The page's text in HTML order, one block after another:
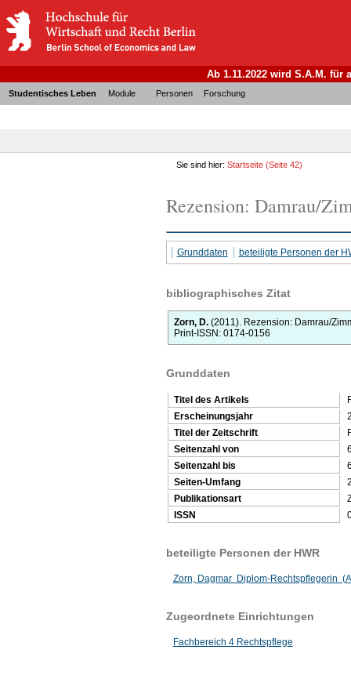
Ab 1.11.2022 wird S.A.M.
Studentisches Leben Module Personen Forschung
Sie sind hier:Startseite (Seite 42)
Rezension: Damrau/
Grunddaten beteiligte Personen der
bibliographisches Zitat
Zorn, D. (2011). Rezension: Damrau/
Print-ISSN: 0174-0156
Grunddaten
Titel des Artikels
Erscheinungsjahr
Titel der Zeitschrift
Seitenzahl von
Seitenzahl bis
Seiten-Umfang
Publikationsart
ISSN
beteiligte Personen der HWR
Zorn, Dagmar Diplom-Rechtspflegerin
Zugeordnete Einrichtungen
Fachbereich 4 Rechtspflege